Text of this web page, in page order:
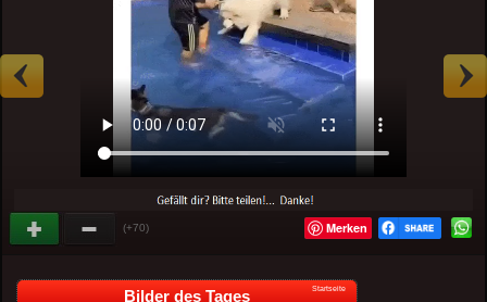
(+70) Merken
Bilder des Tages Startseite